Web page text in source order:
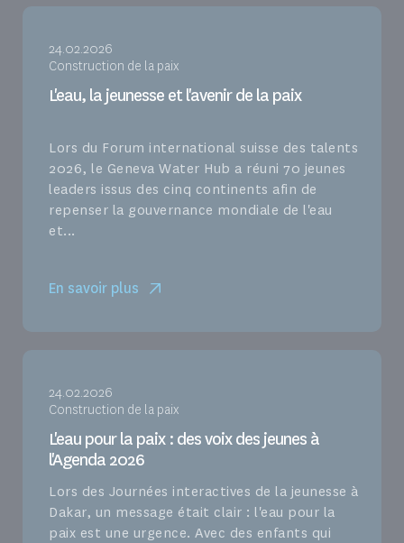
24.02.2026
Construction de la paix
L'eau, la jeunesse et l'avenir de la paix
Lors du Forum international suisse des talents
2026, le Geneva Water Hub a réuni 70 jeunes
leaders issus des cinq continents afin de
repenser la gouvernance mondiale de l'eau
et...
En savoir plus
24.02.2026
Construction de la paix
L'eau pour la paix : des voix des jeunes à
l'Agenda 2026
Lors des Journées interactives de la jeunesse à
Dakar, un message était clair : l'eau pour la
paix est une urgence. Avec des enfants qui